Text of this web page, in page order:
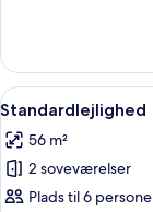
Indlæs
alle
billeder
af
5
Standardlejlighed
56 m²
2 soveværelser
Plads til 6